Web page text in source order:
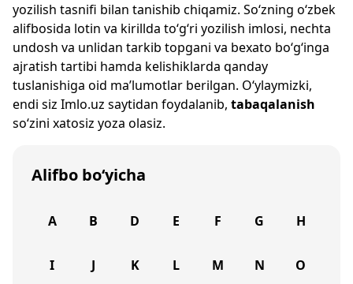
yozilish tasnifi bilan tanishib chiqamiz. So‘zning o‘zbek
alifbosida lotin va kirillda to‘g‘ri yozilish imlosi, nechta
undosh va unlidan tarkib topgani va bexato bo‘g‘inga
ajratish tartibi hamda kelishiklarda qanday
tuslanishiga oid ma’lumotlar berilgan. O‘ylaymizki,
endi siz Imlo.uz saytidan foydalanib, tabaqalanish
so‘zini xatosiz yoza olasiz.
Alifbo bo‘yicha
A B D E F G H
I J K L M N O